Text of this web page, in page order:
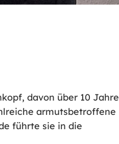
davon über 10 Jahre
armutsbetroffene
führte sie in die